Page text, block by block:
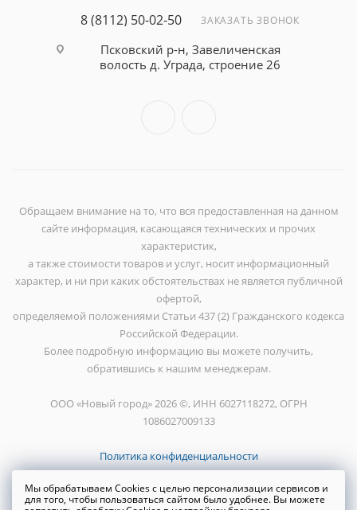
8 (8112) 50-02-50 ЗАКАЗАТЬ ЗВОНОК
Псковский р-н, Завеличенская
волость д. Уграда, строение 26
Обращаем внимание на то, что вся предоставленная на данном
сайте информация, касающаяся технических и прочих
характеристик,
а также стоимости товаров и услуг, носит информационный
характер, и ни при каких обстоятельствах не является публичной
офертой,
определяемой положениями Статьи 437 (2) Гражданского кодекса
Российской Федерации.
Более подробную информацию вы можете получить,
обратившись к нашим менеджерам.
ООО «Новый город» 2026 ©, ИНН 6027118272, ОГРН
1086027009133
Политика конфиденциальности
Мы обрабатываем Cookies с целью персонализации сервисов и
для того, чтобы пользоваться сайтом было удобнее. Вы можете